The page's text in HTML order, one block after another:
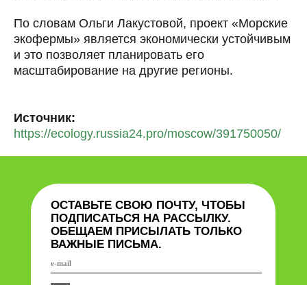
По словам Ольги Лакустовой, проект «Морские
экофермы» является экономически устойчивым
и это позволяет планировать его
масштабирование на другие регионы.
Источник:
https://ecology.russia24.pro/moscow/391750050/